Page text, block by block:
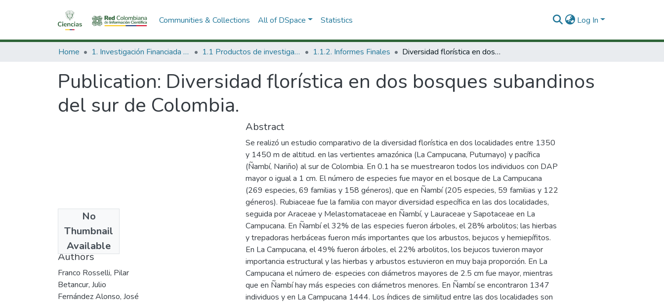
Communities & Collections All of DSpace Statistics Log In
Home 1. Investigación Financiada con Recursos Públicos 1.1 Productos de investigación 1.1.2. Informes Finales Diversidad florística en dos bosques subandinos del sur de Colombia.
Publication: Diversidad florística en dos bosques subandinos
del sur de Colombia.
No
Thumbnail
Available
1997
Authors
Franco Rosselli, Pilar
Betancur, Julio
Fernández Alonso, José
Abstract
Se realizó un estudio comparativo de la diversidad florística en dos localidades entre 1350
y 1450 m de altitud. en las vertientes amazónica (La Campucana, Putumayo) y pacífica
(Ñambí, Nariño) al sur de Colombia. En 0.1 ha se muestrearon todos los individuos con DAP
mayor o igual a 1 cm. El número de especies fue mayor en el bosque de La Campucana
(269 especies, 69 familias y 158 géneros), que en Ñambí (205 especies, 59 familias y 122
géneros). Rubiaceae fue la familia con mayor diversidad específica en las dos localidades,
seguida por Araceae y Melastomataceae en Ñambí, y Lauraceae y Sapotaceae en La
Campucana. En Ñambí el 32% de las especies fueron árboles, el 28% arbolitos; las hierbas
y trepadoras herbáceas fueron más importantes que los arbustos, bejucos y hemiepífitos.
En La Campucana, el 49% fueron árboles, el 22% arbolitos, los bejucos tuvieron mayor
importancia estructural y las hierbas y arbustos estuvieron en muy baja proporción. En La
Campucana el número de· especies con diámetros mayores de 2.5 cm fue mayor, mientras
que en Ñambí hay más especies con diámetros menores. En Ñambí se encontraron 1347
individuos y en La Campucana 1444. Los índices de similitud entre las dos localidades son